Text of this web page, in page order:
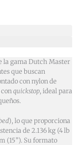
la gama Dutch Master
que buscan
con nylon de
quickstop, ideal para
), lo que proporciona
de 2.136 kg (4 lb
(15”). Su formato